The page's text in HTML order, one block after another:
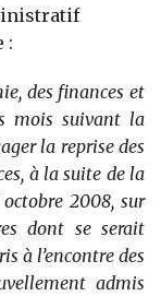
:
des finances et
mois suivant la
la reprise des
à la suite de la
2008, sur
dont se serait
à l’encontre des
admis